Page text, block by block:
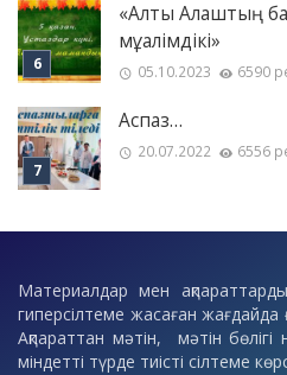
«Алты Алаштың
мұғалімдікі»
05.10.2023 6590
Аспаз…
20.07.2022 6556
Материалдар мен
гиперсілтеме жасаған жағдайда
Ақпараттан мәтін, мәтін
міндетті түрде тиісті сілтеме